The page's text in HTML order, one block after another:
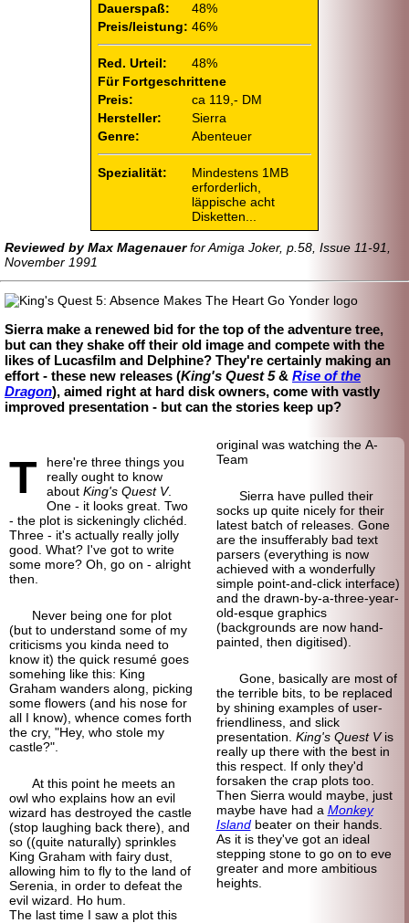
Dauerspaß:
48%
Preis/leistung: 46%
Red. Urteil:
48%
Für Fortgeschrittene
Preis:
ca 119,- DM
Hersteller:
Sierra
Genre:
Abenteuer
Spezialität:
Mindestens 1MB
erforderlich,
läppische acht
Disketten...
Reviewed by Max Magenauerfor Amiga Joker, p.58, Issue 11-91,
November 1991
Sierra make a renewed bid for the top of the adventure tree,
but can they shake off their old image and compete with the
likes of Lucasfilm and Delphine? They're certainly making an
effort - these new releases (King's Quest 5& Rise of the
Dragon), aimed right at hard disk owners, come with vastly
improved presentation - but can the stories keep up?
T
here're three things you
really ought to know
about King's Quest V.
One - it looks great. Two
- the plot is sickeningly clichéd.
Three - it's actually really jolly
good. What? I've got to write
some more? Oh, go on - alright
then.
Never being one for plot
(but to understand some of my
criticisms you kinda need to
know it) the quick resumé goes
somehing like this: King
Graham wanders along, picking
some flowers (and his nose for
all I know), whence comes forth
the cry, "Hey, who stole my
castle?".
At this point he meets an
owl who explains how an evil
wizard has destroyed the castle
(stop laughing back there), and
so ((quite naturally) sprinkles
King Graham with fairy dust,
allowing him to fly to the land of
Serenia, in order to defeat the
evil wizard. Ho hum.
The last time I saw a plot this
original was watching the A-
Team
Sierra have pulled their
socks up quite nicely for their
latest batch of releases. Gone
are the insufferably bad text
parsers (everything is now
achieved with a wonderfully
simple point-and-click interface)
and the drawn-by-a-three-year-
old-esque graphics
(backgrounds are now hand-
painted, then digitised).
Gone, basically are most of
the terrible bits, to be replaced
by shining examples of user-
friendliness, and slick
presentation. King's Quest Vis
really up there with the best in
this respect. If only they'd
forsaken the crap plots too.
Then Sierra would maybe, just
maybe have had a Monkey
Islandbeater on their hands.
As it is they've got an ideal
stepping stone to go on to eve
greater and more ambitious
heights.